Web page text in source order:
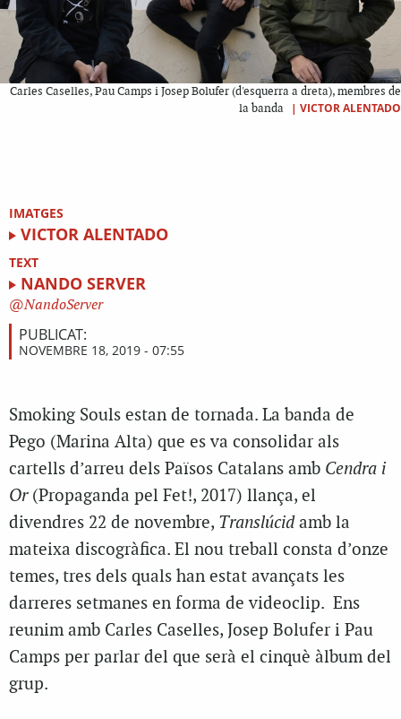
Carles Caselles, Pau Camps i Josep Bolufer (d'esquerra a dreta), membres de
la banda
| VICTOR ALENTADO
IMATGES
VICTOR ALENTADO
TEXT
NANDO SERVER
NandoServer
PUBLICAT:
NOVEMBRE 18, 2019 - 07:55
Smoking Souls estan de tornada. La banda de
Pego (Marina Alta) que es va consolidar als
cartells d’arreu dels Països Catalans amb Cendra i
Or(Propaganda pel Fet!, 2017) llança, el
divendres 22 de novembre, Translúcidamb la
mateixa discogràfica. El nou treball consta d’onze
temes, tres dels quals han estat avançats les
darreres setmanes en forma de videoclip. Ens
reunim amb Carles Caselles, Josep Bolufer i Pau
Camps per parlar del que serà el cinquè àlbum del
grup.